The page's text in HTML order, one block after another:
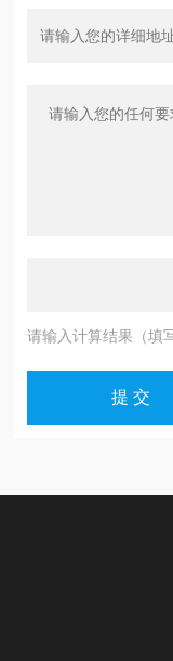
请输入计算结果（填